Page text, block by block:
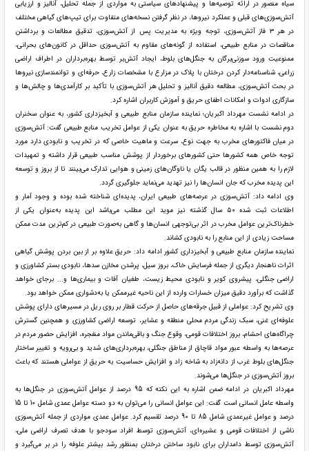
سیاه منصور در ارائه توصیه‌ها و پیشنهادهای سیاستی به مواردی از جمله تحلیل، آنالیز و ارزیابی
آتش‌سوزی‌های قبلی و عملکرد نیروها، در نظر گرفتن نسخه‌های متفاوت برای تیپ‌های گیاهی مختلف
در هر ۳ فاز آتش‌سوزی، توجه ویژه به مدیریت پس از آتش‌سوزی، تدقیق مطالعات و برداشتن
مناقصات در منابع طبیعی، استفاده از گونه‌های مقاوم به آتش‌سوزی حداقل در کانون‌های بحرانی،
ممنوعیت ورود سوزنی‌برگان به جنگل‌های بلوط، ایجاد آتش‌بر توسط بهره‌برداران در اطراف اراضی
زراعی، شناسنامه‌دار کردن درختان با پلاک در مزارع با مشخصات زارع، حرفه‌ای و توانمند‌سازی نیروها
در بحث آتش‌سوزی، مطالعه دقیق آنالیز و تحلیل هر آتش‌سوزی با تأکید بر کارآمدی‌ها و چالش‌ها و
سازگاری ادوات و امکانات اطفای حریق و آموزش کاربران اشاره کرد.
در ادامه نشست مهرداد اکبریان؛ نماینده سازمان منابع طبیعی و آبخیزداری کشور، به عنوان سخنران
دوم نشست با اشاره به مخاطره حریق به عنوان یکی از عوامل تخریب منابع طبیعی گفت: آتش‌سوزی
در میان فاکتورهای مخرب به جهت نوع، سرعت و ماهیت خاصی که در تخریب و نابودی دارد مورد
توجه خاص همه کشورها حتی کشورهای برخوردار از پوشش مناسب طبیعی قرار داشته و تمهیدات
لازم را به همین منظور در قالب یگان یا ناوگان‌های زمینی و هوایی تدارک می‌بینند تا از بروز و توسعه
این پدیده مخرب که جان انسان‌ها را نیز تهدید می‌نماید جلوگیری گردد.
وی ادامه داد: آتش‌سوزی در عرصه‌های طبیعی ایران، پدیده‌ای شناخته شده بوده و وجود آمار و
اطلاعات ثبت شده ۵۰ سال گذشته نیز موید این مطلب می‌باشد این پدیده به‌عنوان یکی از
خطرناک‌ترین عوامل مخرب در اثر بی‌توجهی انسان‌ها و گاهی به‌صورت طبیعی در کم‌ترین مدت ممکن
مساحت زیادی از این منابع را به نابودی کشاند.
نماینده سازمان منابع طبیعی و آبخیزداری کشور ادامه داد: حریق علاوه بر از بین بردن پوشش گیاهی
اثرات ناهنجار دیگری از جمله فرسایش خاک، بروز سیل، پرشدن مخازن سدها، نابودی بستر کشاورزی و
اراضی جنگلی، پیشروی کویر و نابودی محیط زیست، طغیان آفات و بیماری‌ها و... برجای خواهد
گذاشت که برآورد دقیق میزان خسارات وارده از این ناحیه غیرممکن یا به‌دشواری ممکن خواهد بود.
وی تشریح کرد: عواملی از قبیل جرقه‌های حاصل از حرکت قطار بر روی ریل در مسیرهای دارای پوشش
علوفه‌ای غنی، سبک زندگی مردم محلی منطقه و عشایر، توسعه اراضی کشاورزی و همچنین گسترش
چراگاه‌های احشام، بروز اختلافات قومی، وقوع جنگ و باقی‌ماندن مواد منفجره، افزایش حضور مردم در
عرصه‌ها به واسطه عبور مواد قاچاق از مناطق جنگلی، بهره‌برداری‌های شدید و بی‌رویه و تغییر ساختار
جنگل‌های بلوط غرب از دانه‌زاد به شاخه زاد و افزایش حساسیت به حریق از عواملی هستند که باعث
بروز آتش‌سوزی در جنگل‌ها می‌شوند.
مهرداد اکبریان در ادامه ضمن اشاره به این نکته که 95 درصد از عوامل آتش‌سوزی در جنگل‌ها به
واسطه عامل انسانی است گفت: این عوامل انسانی را می‌توان به دو دسته عوامل عمدی شامل 10 تا 15
درصد و عوامل غیرعمدی شامل 85 تا 90 درصد تقسیم کرد. عوامل عمدی مواردی از جمله آتش‌سوزی
ناشی از اختلافات قومی و عشیره‌ای، آتش‌سوزی توسط افراد سودجو با هدف تصرف اراضی ملی،
آتش‌سوزی توسط دامداران برای نابود ساختن درختان بمنظور رشد بیشتر علوفه را در بر می‌گیرد و